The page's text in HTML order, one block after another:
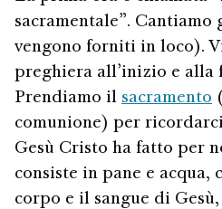
sacramentale”.
vengono forniti in loco).
preghiera all’inizio e alla
Prendiamo il sacramento
comunione) per
Gesù Cristo ha fatto per
consiste in pane e acqua,
corpo e il sangue di